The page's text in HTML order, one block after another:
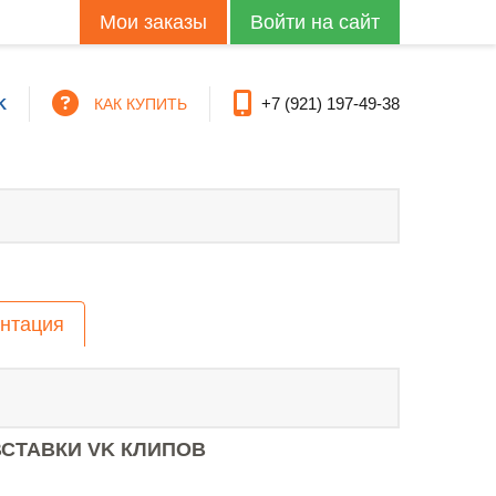
Мои заказы
КАК КУПИТЬ +7 (921) 197-49-38
VK КЛИПОВ